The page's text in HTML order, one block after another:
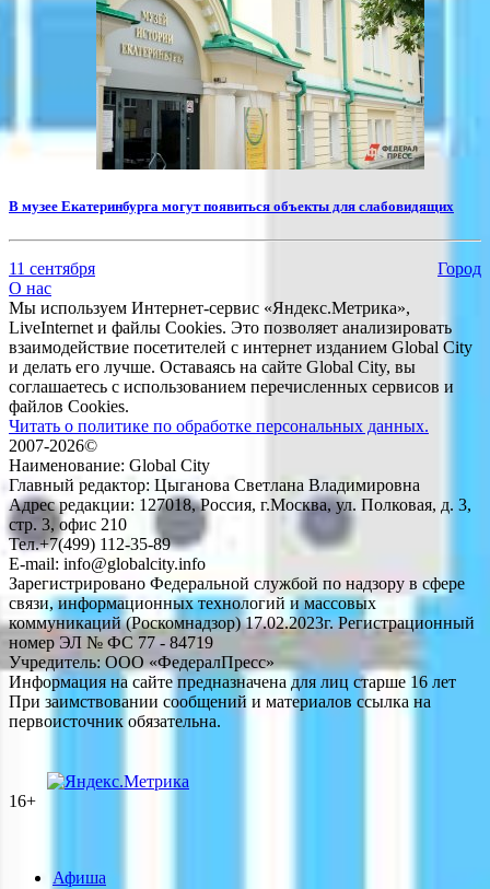
​В музее Екатеринбурга могут появиться объекты для слабовидящих
11 сентября
Город
О нас
Мы используем Интернет-сервис «Яндекс.Метрика»,
LiveInternet и файлы Cookies. Это позволяет анализировать
взаимодействие посетителей с интернет изданием Global City
и делать его лучше. Оставаясь на сайте Global City, вы
соглашаетесь с использованием перечисленных сервисов и
файлов Cookies.
Читать о политике по обработке персональных данных.
2007-2026©
Наименование: Global City
Главный редактор: Цыганова Светлана Владимировна
Адрес редакции: 127018, Россия, г.Москва, ул. Полковая, д. 3,
стр. 3, офис 210
Тел.+7(499) 112-35-89
E-mail: info@globalcity.info
Зарегистрировано Федеральной службой по надзору в сфере
связи, информационных технологий и массовых
коммуникаций (Роскомнадзор) 17.02.2023г. Регистрационный
номер ЭЛ № ФС 77 - 84719
Учредитель: ООО «ФедералПресс»
Информация на сайте предназначена для лиц старше 16 лет
При заимствовании сообщений и материалов ссылка на
первоисточник обязательна.
16+
Афиша